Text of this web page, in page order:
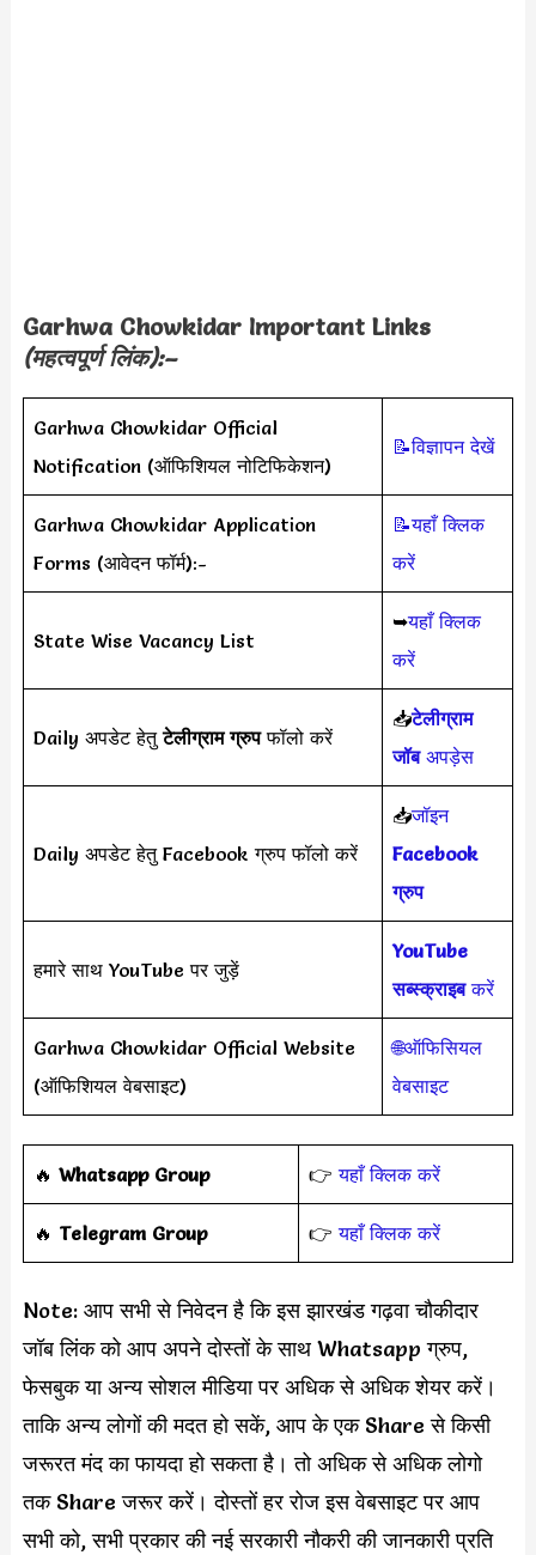
Garhwa Chowkidar Important Links
(महत्वपूर्ण लिंक):–
Garhwa Chowkidar Official
Notification (ऑफिशियल नोटिफिकेशन)
📝विज्ञापन देखें
Garhwa Chowkidar Application
Forms (आवेदन फॉर्म):-
📝यहाँ क्लिक
करें
State Wise Vacancy List
➥यहाँ क्लिक
करें
Daily अपडेट हेतुटेलीग्राम ग्रुपफॉलो करें
📥टेलीग्राम
जॉबअपड़ेस
Daily अपडेट हेतु Facebook ग्रुप फॉलो करें
📥जॉइन
Facebook
ग्रुप
हमारे साथ YouTube पर जुड़ें
YouTube
सब्स्क्राइबकरें
Garhwa Chowkidar Official Website
(ऑफिशियल वेबसाइट)
🌐ऑफिसियल
वेबसाइट
‎️‍🔥 Whatsapp Group 👉यहाँ क्लिक करें
‎️‍🔥 Telegram Group 👉यहाँ क्लिक करें
Note: आप सभी से निवेदन है कि इस झारखंड गढ़वा चौकीदार
जॉब लिंक को आप अपने दोस्तों के साथ Whatsapp ग्रुप,
फेसबुक या अन्य सोशल मीडिया पर अधिक से अधिक शेयर करें।
ताकि अन्य लोगों की मदत हो सकें, आप के एक Share से किसी
जरूरत मंद का फायदा हो सकता है। तो अधिक से अधिक लोगो
तक Share जरूर करें। दोस्तों हर रोज इस वेबसाइट पर आप
सभी को, सभी प्रकार की नई सरकारी नौकरी की जानकारी प्रति